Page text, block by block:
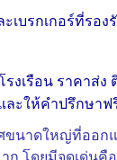
บรกเกอร์ที่รอง
งเรือน ราคาส่
ละให้คำปรึกษาฟ
นาดใหญ่ที่ออก
ก โดยมีจุดเด่น